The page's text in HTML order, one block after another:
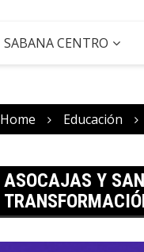
SABANA CENTRO
Home Educación
ASOCAJAS Y